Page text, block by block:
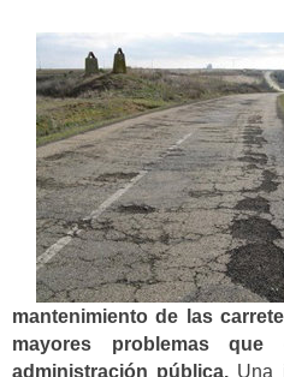
mantenimiento de las
mayores problemas que
administración pública. Una